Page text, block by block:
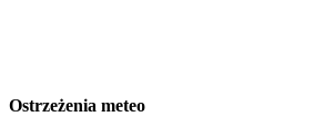
Ostrzeżenia meteo